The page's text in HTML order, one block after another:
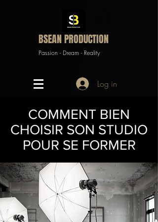
BSEAN PRODUCTION
Passion - Dream - Reality
Log in
COMMENT BIEN
CHOISIR SON STUDIO
POUR SE FORMER